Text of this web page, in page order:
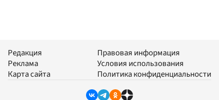
Редакция
Реклама
Карта сайта
Правовая информация
Условия использования
Политика конфиденциальности